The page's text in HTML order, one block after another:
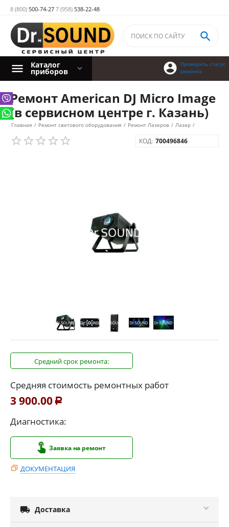
8 (800) 500-74-27 7 (958) 538-22-48
Проверить статус
ремонта


Каталог
приборов
Ремонт American DJ Micro Image
(в сервисном центре г. Казань)
Главная / Ремонт светового оборудования / Ремонт Лазеров / Лазер /
КОД: 700496846
Средний срок ремонта:
Средняя стоимость ремонтных работ
3 900.00 Р
Диагностика:
Заявка на ремонт
ДОКУМЕНТАЦИЯ
 Доставка